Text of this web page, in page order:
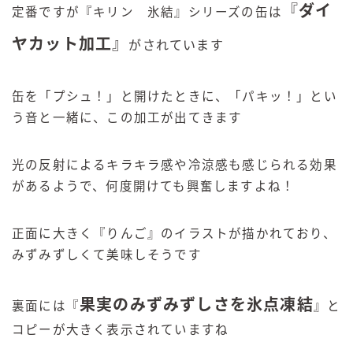
定番ですが『キリン 氷結』シリーズの缶は 『ダイ
ヤカット加工』 がされています
缶を「プシュ！」と開けたときに、「パキッ！」とい
う音と一緒に、この加工が出てきます
光の反射によるキラキラ感や冷涼感も感じられる効果
があるようで、何度開けても興奮しますよね！
正面に大きく『りんご』のイラストが描かれており、
みずみずしくて美味しそうです
裏面には『果実のみずみずしさを氷点凍結 』と
コピーが大きく表示されていますね